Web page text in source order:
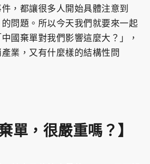
，都讓很多人開始具體注意到
的問題。所以今天我們就要來一起
國棄單對我們影響這麼大？」，
業，又有什麼樣的結構性問
單，很嚴重嗎？】